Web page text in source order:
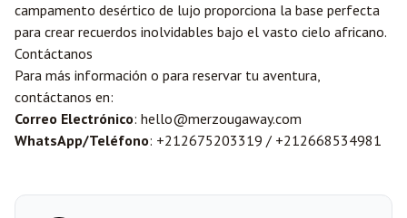
campamento desértico de lujo proporciona la base perfecta
para crear recuerdos inolvidables bajo el vasto cielo africano.
Contáctanos
Para más información o para reservar tu aventura,
contáctanos en:
Correo Electrónico: hello@merzougaway.com
WhatsApp/Teléfono: +212675203319 / +212668534981